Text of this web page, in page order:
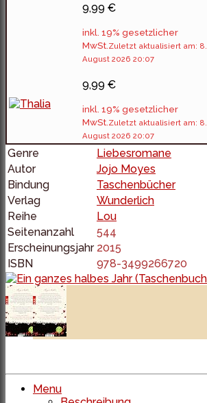
9,99 €
inkl. 19% gesetzlicher
MwSt. Zuletzt aktualisiert am: 8.
August 2026 20:07
9,99 €
inkl. 19% gesetzlicher
MwSt. Zuletzt aktualisiert am: 8.
August 2026 20:07
Genre
Liebesromane
Autor
Jojo Moyes
Bindung
Taschenbücher
Verlag
Wunderlich
Reihe
Lou
Seitenanzahl
544
Erscheinungsjahr 2015
ISBN
978-3499266720
Menu